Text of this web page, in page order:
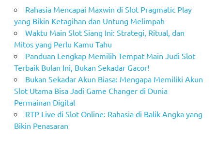
Rahasia Mencapai Maxwin di Slot Pragmatic Play
yang Bikin Ketagihan dan Untung Melimpah
Waktu Main Slot Siang Ini: Strategi, Ritual, dan
Mitos yang Perlu Kamu Tahu
Panduan Lengkap Memilih Tempat Main Judi Slot
Terbaik Bulan Ini, Bukan Sekadar Gacor!
Bukan Sekadar Akun Biasa: Mengapa Memiliki Akun
Slot Utama Bisa Jadi Game Changer di Dunia
Permainan Digital
RTP Live di Slot Online: Rahasia di Balik Angka yang
Bikin Penasaran